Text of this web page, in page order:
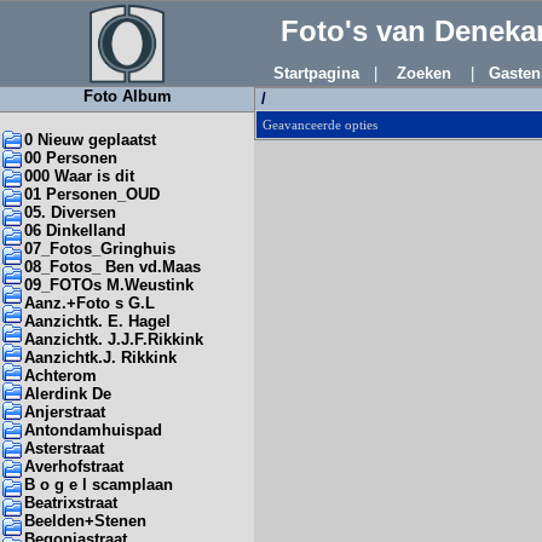
Foto's van
Startpagina| Zoeken
Foto Album
0 Nieuw geplaatst
00 Personen
000 Waar is dit
01 Personen_OUD
05. Diversen
06 Dinkelland
07_Fotos_Gringhuis
08_Fotos_ Ben vd.Maas
09_FOTOs M.Weustink
Aanz.+Foto s G.L
Aanzichtk. E. Hagel
Aanzichtk. J.J.F.Rikkink
Aanzichtk.J. Rikkink
Achterom
Alerdink De
Anjerstraat
Antondamhuispad
Asterstraat
Averhofstraat
B o g e l scamplaan
Beatrixstraat
Beelden+Stenen
/
Geavanceerde opties